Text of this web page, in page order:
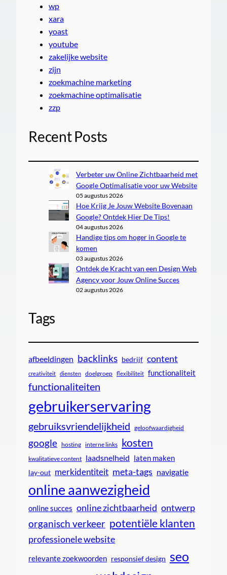
wp
xara
yoast
youtube
zakelijke website
zijn
zoekmachine marketing
zoekmachine optimalisatie
zzp
Recent Posts
Verbeter uw Online Zichtbaarheid met
Google Optimalisatie voor uw Website
05 augustus 2026
Hoe Krijg Je Jouw Website Bovenaan
Google? Ontdek Hier De Tips!
04 augustus 2026
Handige tips om hoger in Google te
komen
03 augustus 2026
Ontdek de Kracht van een Design Web
Agency voor Jouw Online Succes
02 augustus 2026
Tags
afbeeldingen backlinks bedrijf content
creativiteit diensten doelgroep flexibiliteit functionaliteit
functionaliteiten
gebruikerservaring
gebruiksvriendelijkheid geloofwaardigheid
google hosting interne links kosten
kwalitatieve content laadsnelheid laten maken
lay-out merkidentiteit meta-tags navigatie
online aanwezigheid
online succes online zichtbaarheid ontwerp
organisch verkeer potentiële klanten
professionele website
relevante zoekwoorden responsief design seo